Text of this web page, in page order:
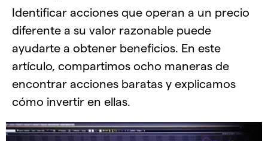
Identificar acciones que operan a un precio
diferente a su valor razonable puede
ayudarte a obtener beneficios. En este
artículo, compartimos ocho maneras de
encontrar acciones baratas y explicamos
cómo invertir en ellas.